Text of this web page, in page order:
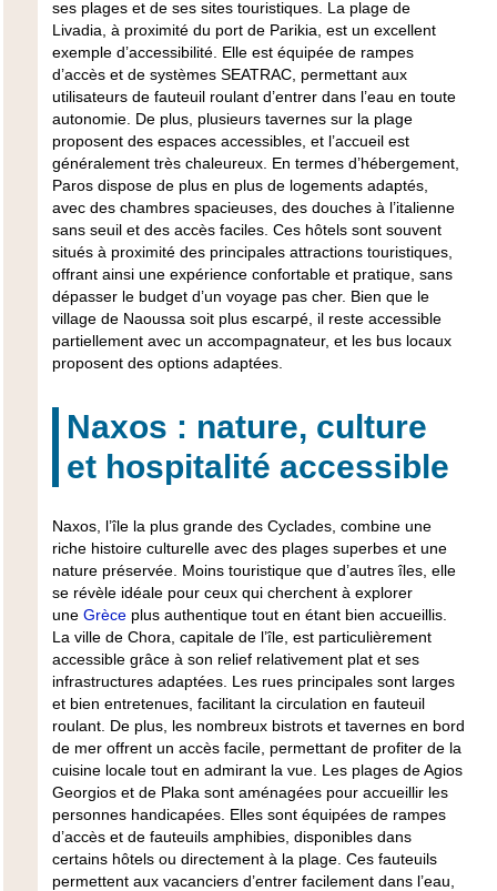
ses plages et de ses sites touristiques. La plage de
Livadia, à proximité du port de Parikia, est un excellent
exemple d’accessibilité. Elle est équipée de rampes
d’accès et de systèmes SEATRAC, permettant aux
utilisateurs de fauteuil roulant d’entrer dans l’eau en toute
autonomie. De plus, plusieurs tavernes sur la plage
proposent des espaces accessibles, et l’accueil est
généralement très chaleureux. En termes d’hébergement,
Paros dispose de plus en plus de logements adaptés,
avec des chambres spacieuses, des douches à l’italienne
sans seuil et des accès faciles. Ces hôtels sont souvent
situés à proximité des principales attractions touristiques,
offrant ainsi une expérience confortable et pratique, sans
dépasser le budget d’un voyage pas cher. Bien que le
village de Naoussa soit plus escarpé, il reste accessible
partiellement avec un accompagnateur, et les bus locaux
proposent des options adaptées.
Naxos : nature, culture
et hospitalité accessible
Naxos, l’île la plus grande des Cyclades, combine une
riche histoire culturelle avec des plages superbes et une
nature préservée. Moins touristique que d’autres îles, elle
se révèle idéale pour ceux qui cherchent à explorer
une Grèceplus authentique tout en étant bien accueillis.
La ville de Chora, capitale de l’île, est particulièrement
accessible grâce à son relief relativement plat et ses
infrastructures adaptées. Les rues principales sont larges
et bien entretenues, facilitant la circulation en fauteuil
roulant. De plus, les nombreux bistrots et tavernes en bord
de mer offrent un accès facile, permettant de profiter de la
cuisine locale tout en admirant la vue. Les plages de Agios
Georgios et de Plaka sont aménagées pour accueillir les
personnes handicapées. Elles sont équipées de rampes
d’accès et de fauteuils amphibies, disponibles dans
certains hôtels ou directement à la plage. Ces fauteuils
permettent aux vacanciers d’entrer facilement dans l’eau,